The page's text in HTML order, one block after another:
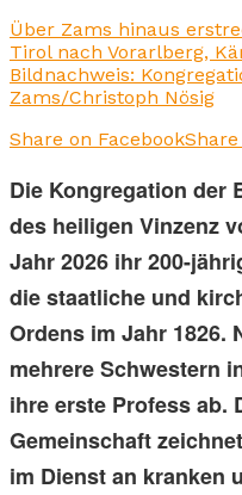
Über Zams hinaus
Tirol nach Vorarlberg,
Bildnachweis:
Zams/Christoph Nösig
Share on Facebook
Die Kongregation der
des heiligen Vinzenz
Jahr 2026 ihr 200-
die staatliche und
Ordens im Jahr 1826.
mehrere Schwestern
ihre erste Profess ab.
Gemeinschaft
im Dienst an kranken